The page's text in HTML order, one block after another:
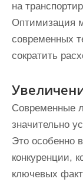
на
Оптимизация
современных
сократить
Современные
значительно
Это особенно
конкуренции,
ключевых